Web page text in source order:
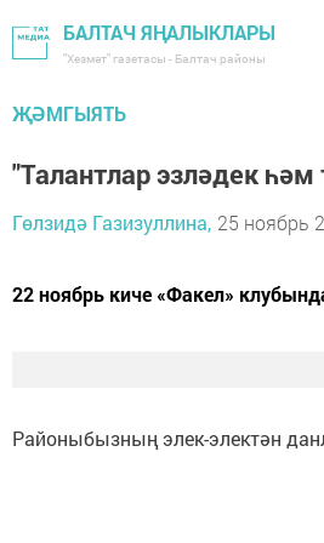
БАЛТАЧ ЯҢАЛЫКЛАРЫ
"Хезмәт" газетасы - Балтач районы
ҖӘМГЫЯТЬ
"Талантлар эзләдек
Гөлзидә Газизуллина, 25 ноябрь
22 ноябрь киче «Факел»
Районыбызның элек-электән